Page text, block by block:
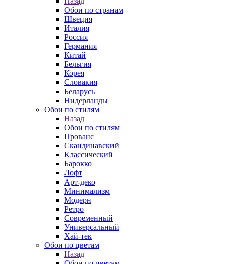
Обои по странам
Швеция
Италия
Россия
Германия
Китай
Бельгия
Корея
Словакия
Беларусь
Нидерланды
Обои по стилям
Назад
Обои по стилям
Прованс
Скандинавский
Классический
Барокко
Лофт
Арт-деко
Минимализм
Модерн
Ретро
Современный
Универсальный
Хай-тек
Обои по цветам
Назад